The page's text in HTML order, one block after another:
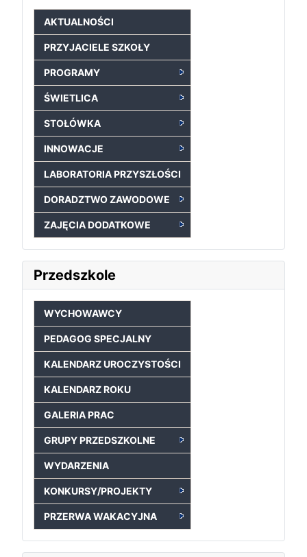
AKTUALNOŚCI
PRZYJACIELE SZKOŁY
PROGRAMY
ŚWIETLICA
STOŁÓWKA
INNOWACJE
LABORATORIA PRZYSZŁOŚCI
DORADZTWO ZAWODOWE
ZAJĘCIA DODATKOWE
Przedszkole
WYCHOWAWCY
PEDAGOG SPECJALNY
KALENDARZ UROCZYSTOŚCI
KALENDARZ ROKU
GALERIA PRAC
GRUPY PRZEDSZKOLNE
WYDARZENIA
KONKURSY/PROJEKTY
PRZERWA WAKACYJNA